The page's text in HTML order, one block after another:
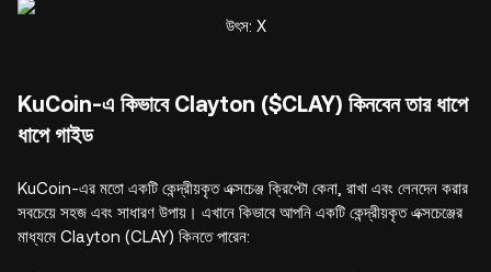
উৎস: X
KuCoin-এ কিভাবে Clayton ($CLAY) কিনবেন তার ধাপে
ধাপে গাইড
KuCoin-এর মতো একটি কেন্দ্রীয়কৃত এক্সচেঞ্জ ক্রিপ্টো কেনা, রাখা এবং লেনদেন করার
সবচেয়ে সহজ এবং সাধারণ উপায়। এখানে কিভাবে আপনি একটি কেন্দ্রীয়কৃত এক্সচেঞ্জের
মাধ্যমে Clayton (CLAY) কিনতে পারেন: